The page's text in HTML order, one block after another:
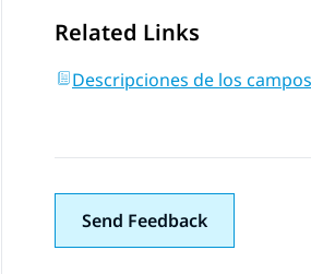
Related Links
Descripciones de los
Send Feedback